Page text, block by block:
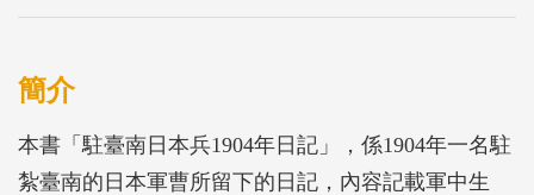
簡介
本書「駐臺南日本兵1904年日記」，係1904年一名駐
紮臺南的日本軍曹所留下的日記，內容記載軍中生